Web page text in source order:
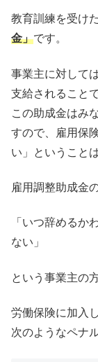
教育訓練を受け
金」です。
事業主に対して
支給されること
この助成金はみ
すので、雇用保
い」ということ
雇用調整助成金
「いつ辞めるか
ない」
という事業主の
労働保険に加入
次のようなペナ